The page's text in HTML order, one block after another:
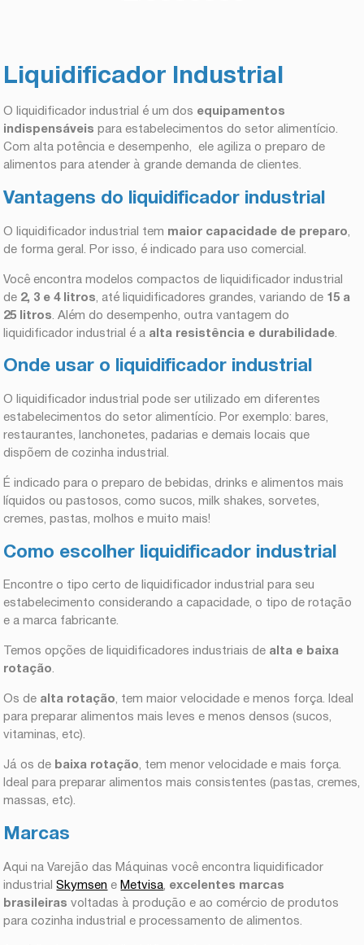
Liquidificador Industrial
O liquidificador industrial é um dos equipamentos
indispensáveispara estabelecimentos do setor alimentício.
Com alta potência e desempenho, ele agiliza o preparo de
alimentos para atender à grande demanda de clientes.
Vantagens do liquidificador industrial
O liquidificador industrial tem maior capacidade de preparo
de forma geral. Por isso, é indicado para uso comercial.
Você encontra modelos compactos de liquidificador industrial
de 2, 3 e 4 litros , até liquidificadores grandes, variando de 15 a
25 litros . Além do desempenho, outra vantagem do
liquidificador industrial é a alta resistência e durabilidade
Onde usar o liquidificador industrial
O liquidificador industrial pode ser utilizado em diferentes
estabelecimentos do setor alimentício. Por exemplo: bares,
restaurantes, lanchonetes, padarias e demais locais que
dispõem de cozinha industrial.
É indicado para o preparo de bebidas, drinks e alimentos mais
líquidos ou pastosos, como sucos, milk shakes, sorvetes,
cremes, pastas, molhos e muito mais!
Como escolher liquidificador industrial
Encontre o tipo certo de liquidificador industrial para seu
estabelecimento considerando a capacidade, o tipo de rotação
e a marca fabricante.
Temos opções de liquidificadores industriais de alta e baixa
rotação.
Os de alta rotação, tem maior velocidade e menos força. Ideal
para preparar alimentos mais leves e menos densos (sucos,
vitaminas, etc).
Já os de baixa rotação, tem menor velocidade e mais força.
Ideal para preparar alimentos mais consistentes (pastas, cremes,
massas, etc).
Marcas
Aqui na Varejão das Máquinas você encontra liquidificador
industrialSkymsen e Metvisa excelentes marcas
brasileiras voltadas à produção e ao comércio de produtos
para cozinha industrial e processamento de alimentos.